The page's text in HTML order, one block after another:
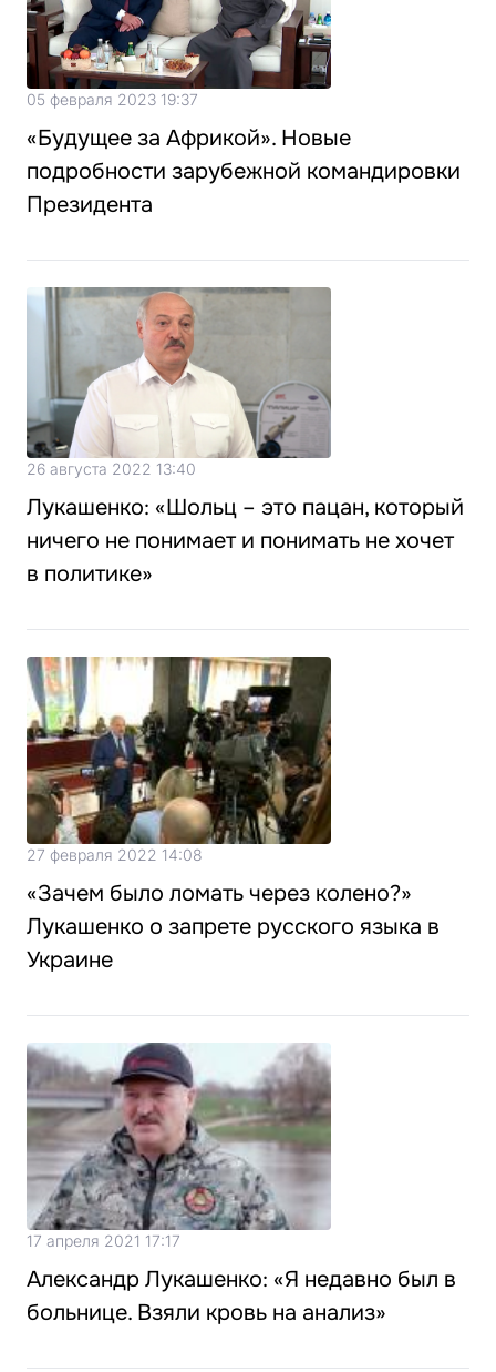
05 февраля 2023 19:37
«Будущее за Африкой». Новые
подробности зарубежной командировки
Президента
26 августа 2022 13:40
Лукашенко: «Шольц – это пацан, который
ничего не понимает и понимать не хочет
в политике»
27 февраля 2022 14:08
«Зачем было ломать через колено?»
Лукашенко о запрете русского языка в
Украине
17 апреля 2021 17:17
Александр Лукашенко: «Я недавно был в
больнице. Взяли кровь на анализ»